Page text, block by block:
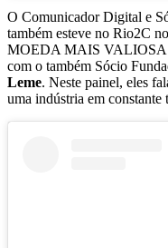
O Comunicador Digital e
também esteve no Rio2C
MOEDA MAIS
com o também Sócio
Leme. Neste painel, eles
uma indústria em constante